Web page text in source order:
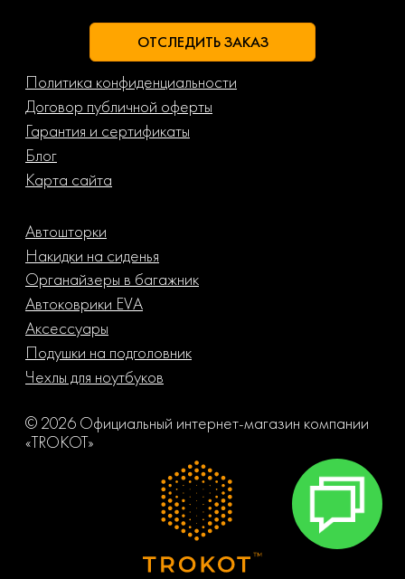
ОТСЛЕДИТЬ ЗАКАЗ
Политика конфиденциальности
Договор публичной оферты
Гарантия и сертификаты
Блог
Карта сайта
Автошторки
Накидки на сиденья
Органайзеры в багажник
Автоковрики EVA
Аксессуары
Подушки на подголовник
Чехлы для ноутбуков
© 2026 Официальный интернет-магазин компании
«TROKOT»